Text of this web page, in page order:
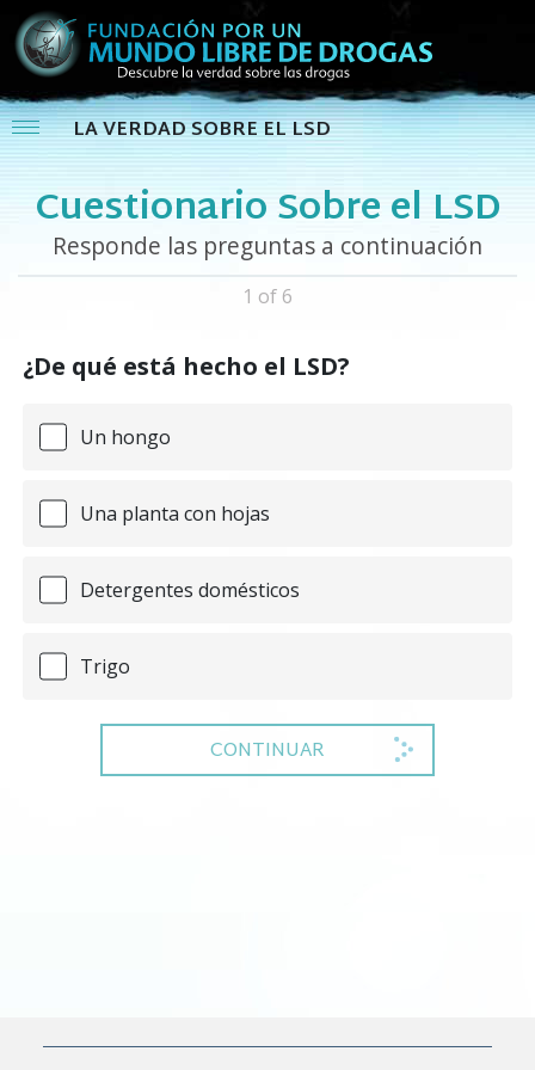
LA VERDAD SOBRE EL LSD
Cuestionario Sobre el LSD
Responde las preguntas a continuación
1 of 6
¿De qué está hecho el LSD?
Un hongo
Una planta con hojas
Detergentes domésticos
Trigo
CONTINUAR